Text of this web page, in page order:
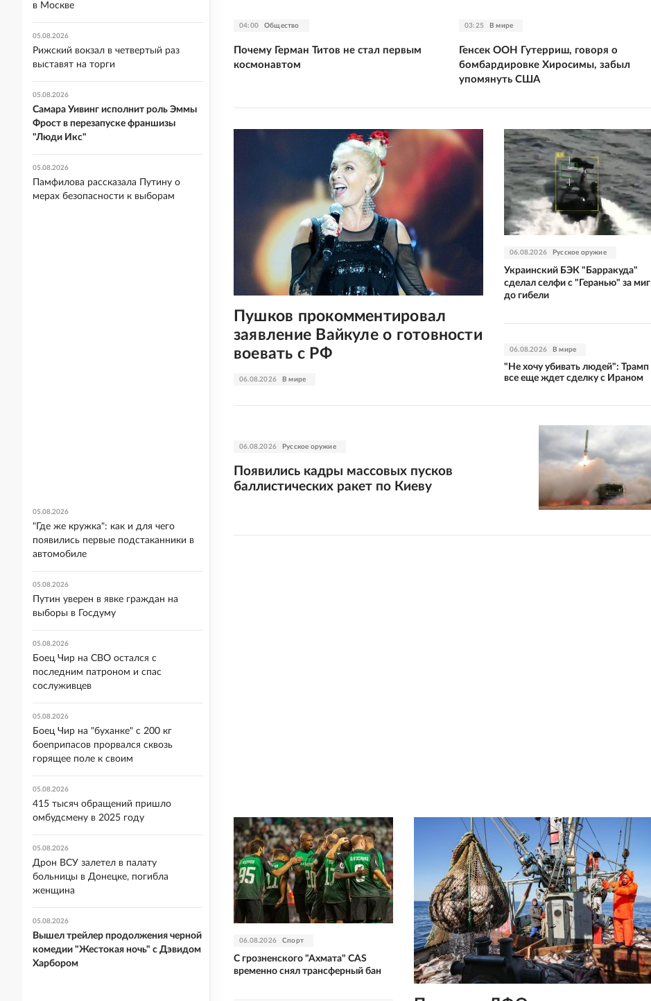
04:00 Общество
Почему Герман Титов не стал первым
космонавтом
03:25 В мире
Генсек ООН Гутерриш, говоря о
бомбардировке Хиросимы, забыл
упомянуть США
06.08.2026 В мире
Пушков прокомментировал
заявление Вайкуле о готовности
воевать с РФ
06.08.2026 Русское оружие
Украинский БЭК "Барракуда"
сделал селфи с "Геранью" за миг
до гибели
06.08.2026 В мире
"Не хочу убивать людей": Трамп
все еще ждет сделку с Ираном
06.08.2026 Русское оружие
Появились кадры массовых пусков
баллистических ракет по Киеву
06.08.2026 Спорт
С грозненского "Ахмата" CAS
временно снял трансферный бан
в Москве
05.08.2026
Рижский вокзал в четвертый раз
выставят на торги
05.08.2026
Самара Уивинг исполнит роль Эммы
Фрост в перезапуске франшизы
"Люди Икс"
05.08.2026
Памфилова рассказала Путину о
мерах безопасности к выборам
05.08.2026
"Где же кружка": как и для чего
появились первые подстаканники в
автомобиле
05.08.2026
Путин уверен в явке граждан на
выборы в Госдуму
05.08.2026
Боец Чир на СВО остался с
последним патроном и спас
сослуживцев
05.08.2026
Боец Чир на "буханке" с 200 кг
боеприпасов прорвался сквозь
горящее поле к своим
05.08.2026
415 тысяч обращений пришло
омбудсмену в 2025 году
05.08.2026
Дрон ВСУ залетел в палату
больницы в Донецке, погибла
женщина
05.08.2026
Вышел трейлер продолжения черной
комедии "Жестокая ночь" с Дэвидом
Харбором